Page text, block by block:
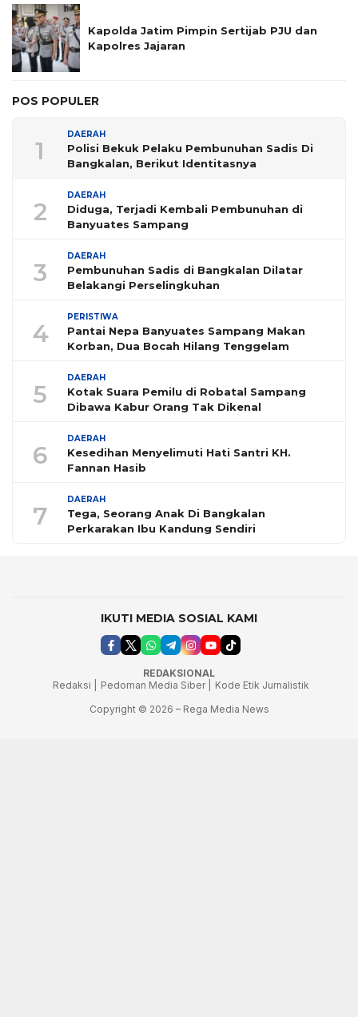
Kapolda Jatim Pimpin Sertijab PJU dan
Kapolres Jajaran
POS POPULER
1
DAERAH
Polisi Bekuk Pelaku Pembunuhan Sadis Di
Bangkalan, Berikut Identitasnya
2
DAERAH
Diduga, Terjadi Kembali Pembunuhan di
Banyuates Sampang
3
DAERAH
Pembunuhan Sadis di Bangkalan Dilatar
Belakangi Perselingkuhan
4
PERISTIWA
Pantai Nepa Banyuates Sampang Makan
Korban, Dua Bocah Hilang Tenggelam
5
DAERAH
Kotak Suara Pemilu di Robatal Sampang
Dibawa Kabur Orang Tak Dikenal
6
DAERAH
Kesedihan Menyelimuti Hati Santri KH.
Fannan Hasib
7
DAERAH
Tega, Seorang Anak Di Bangkalan
Perkarakan Ibu Kandung Sendiri
IKUTI MEDIA SOSIAL KAMI
REDAKSIONAL
Redaksi |
Pedoman Media Siber |
Kode Etik Jurnalistik
Copyright © 2026 – Rega Media News